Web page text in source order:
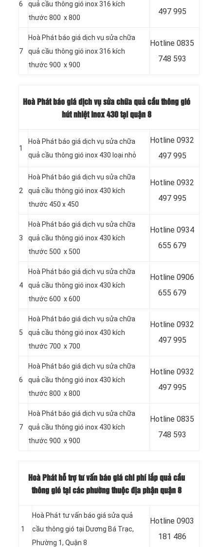
6
quả cầu thông gió inox 316 kích
thước 800 x 800
497 995
7
Hoà Phát báo giá dịch vụ sửa chữa
quả cầu thông gió inox 316 kích
thước 900 x 900
Hotline 0835
748 593
Hoà Phát báo giá dịch vụ sửa chữa quả cầu thông gió
hút nhiệt inox 430 tại quận 8
1
Hoà Phát báo giá dịch vụ sửa chữa
quả cầu thông gió inox 430 loại nhỏ
Hotline 0932
497 995
2
Hoà Phát báo giá dịch vụ sửa chữa
quả cầu thông gió inox 430 kích
thước 450 x 450
Hotline 0932
497 995
3
Hoà Phát báo giá dịch vụ sửa chữa
quả cầu thông gió inox 430 kích
thước 500 x 500
Hotline 0934
655 679
4
Hoà Phát báo giá dịch vụ sửa chữa
quả cầu thông gió inox 430 kích
thước 600 x 600
Hotline 0906
655 679
5
Hoà Phát báo giá dịch vụ sửa chữa
quả cầu thông gió inox 430 kích
thước 700 x 700
Hotline 0932
497 995
6
Hoà Phát báo giá dịch vụ sửa chữa
quả cầu thông gió inox 430 kích
thước 800 x 800
Hotline 0932
497 995
7
Hoà Phát báo giá dịch vụ sửa chữa
quả cầu thông gió inox 430 kích
thước 900 x 900
Hotline 0835
748 593
Hoà Phát hỗ trợ tư vấn báo giá chi phí lắp quả cầu
thông gió tại các phường thuộc địa phận quận 8
1
Hoà Phát tư vấn báo giá sửa quả
cầu thông gió tại Dương Bá Trạc,
Phường 1, Quận 8
Hotline 0903
181 486